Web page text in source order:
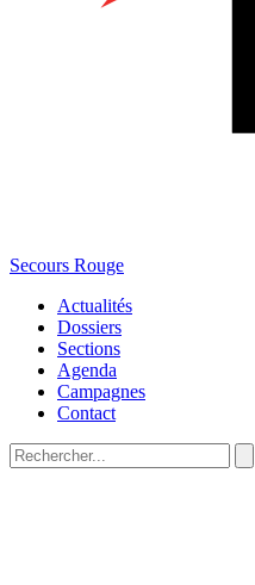
Secours Rouge
Actualités
Dossiers
Sections
Agenda
Campagnes
Contact